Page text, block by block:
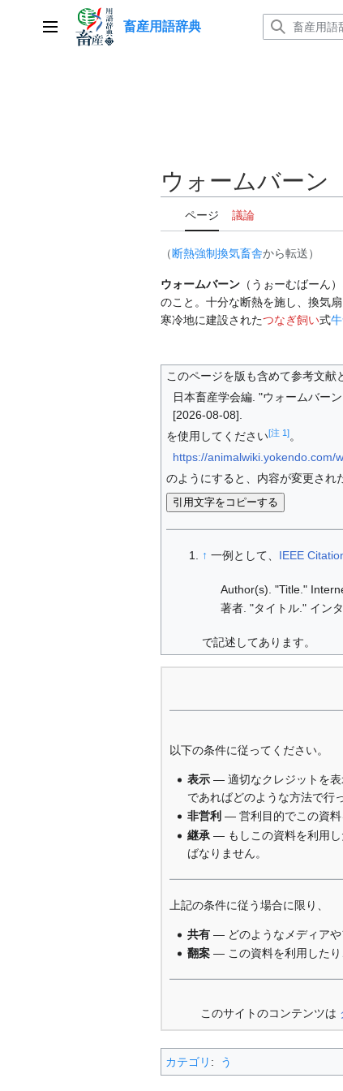
メインメニュー
畜産用語辞典
ウォームバーン
ページ 議論
（断熱強制換気畜舎から転送）
ウォームバーン （うぉーむばーん
のこと。十分な断熱を施し、換気扇
寒冷地に建設されたつなぎ飼い式
このページを版も含めて参考文献
日本畜産学会編. "ウォームバー
[2026-08-08].
を使用してください[注 1]。
https://animalwiki.yokendo.com/
のようにすると、内容が変更され
引用文字をコピーする
↑ 一例として、 IEEE
Author(s). "Title."
著者. "タイトル." イン
で記述してあります。
以下の条件に従ってください。
表示 — 適切なクレジットを表
であればどのような方法で行
非営利 — 営利目的でこの資料
継承 — もしこの資料を利用し
ばなりません。
上記の条件に従う場合に限り、
共有 — どのようなメディアや
翻案 — この資料を利用したり
このサイトのコンテンツは
カテゴリ : う